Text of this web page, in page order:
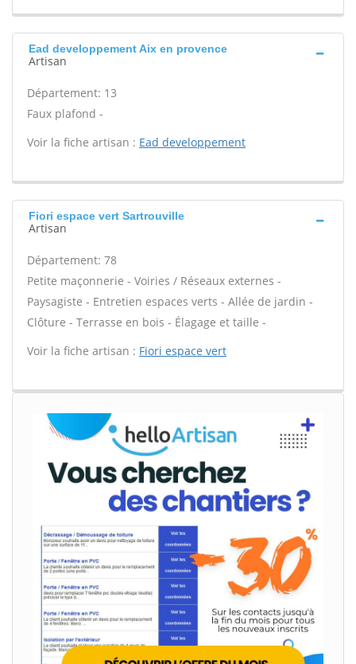
Ead developpement Aix en provence
Artisan
Département: 13
Faux plafond -
Voir la fiche artisan : Ead developpement
Fiori espace vert Sartrouville
Artisan
Département: 78
Petite maçonnerie - Voiries / Réseaux externes -
Paysagiste - Entretien espaces verts - Allée de jardin -
Clôture - Terrasse en bois - Élagage et taille -
Voir la fiche artisan : Fiori espace vert